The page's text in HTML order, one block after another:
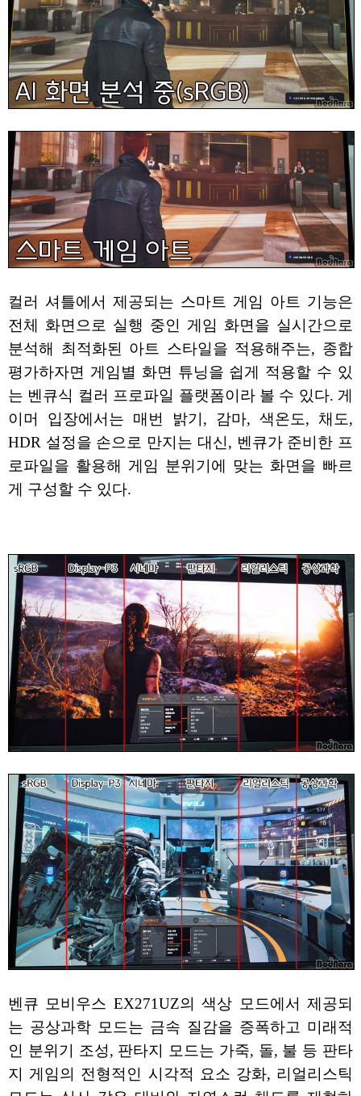
컬러 셔틀에서 제공되는 스마트 게임 아트 기능은
전체 화면으로 실행 중인 게임 화면을 실시간으로
분석해 최적화된 아트 스타일을 적용해주는, 종합
평가하자면 게임별 화면 튜닝을 쉽게 적용할 수 있
는 벤큐식 컬러 프로파일 플랫폼이라 볼 수 있다. 게
이머 입장에서는 매번 밝기, 감마, 색온도, 채도,
HDR 설정을 손으로 만지는 대신, 벤큐가 준비한 프
로파일을 활용해 게임 분위기에 맞는 화면을 빠르
게 구성할 수 있다.
벤큐 모비우스 EX271UZ의 색상 모드에서 제공되
는 공상과학 모드는 금속 질감을 증폭하고 미래적
인 분위기 조성, 판타지 모드는 가죽, 돌, 불 등 판타
지 게임의 전형적인 시각적 요소 강화, 리얼리스틱